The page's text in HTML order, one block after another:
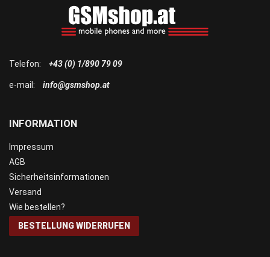
INFORMATION
Impressum
AGB
Sicherheitsinformationen
Versand
Wie bestellen?
BESTELLUNG WIDERRUFEN
Telefon: +43 (0) 1/890 79 09
e-mail: info@gsmshop.at